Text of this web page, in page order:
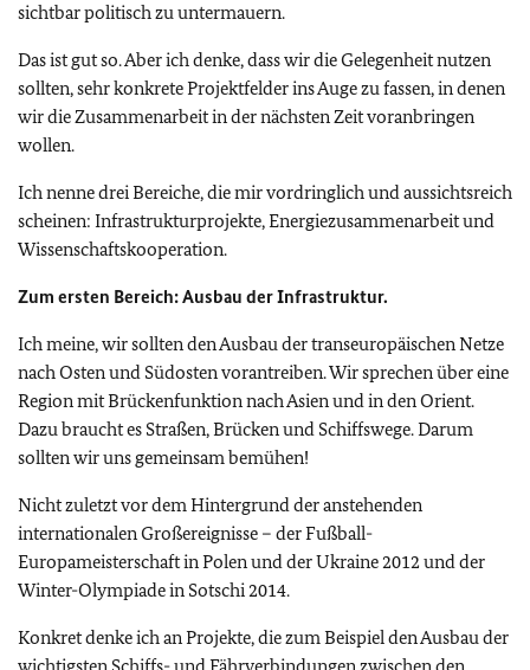
sichtbar politisch zu untermauern.
Das ist gut so. Aber ich denke, dass wir die Gelegenheit nutzen
sollten, sehr konkrete Projektfelder ins Auge zu fassen, in denen
wir die Zusammenarbeit in der nächsten Zeit voranbringen
wollen.
Ich nenne drei Bereiche, die mir vordringlich und aussichtsreich
scheinen: Infrastrukturprojekte, Energiezusammenarbeit und
Wissenschaftskooperation.
Zum ersten Bereich: Ausbau der Infrastruktur.
Ich meine, wir sollten den Ausbau der transeuropäischen Netze
nach Osten und Südosten vorantreiben. Wir sprechen über eine
Region mit Brückenfunktion nach Asien und in den Orient.
Dazu braucht es Straßen, Brücken und Schiffswege. Darum
sollten wir uns gemeinsam bemühen!
Nicht zuletzt vor dem Hintergrund der anstehenden
internationalen Großereignisse – der Fußball-
Europameisterschaft in Polen und der Ukraine 2012 und der
Winter-Olympiade in Sotschi 2014.
Konkret denke ich an Projekte, die zum Beispiel den Ausbau der